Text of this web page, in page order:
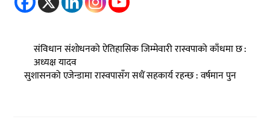
संविधान संशोधनको ऐतिहासिक जिम्मेवारी रास्वपाको काँधमा छ :
अध्यक्ष यादव
सुशासनको एजेन्डामा रास्वपासँग सधैं सहकार्य रहन्छ : वर्षमान पुन